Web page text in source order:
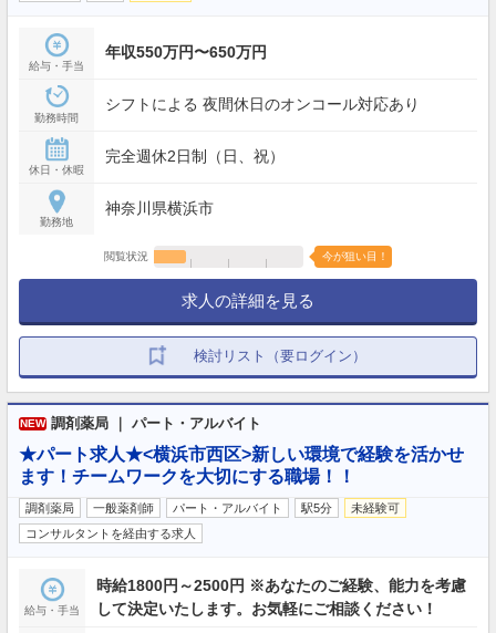
給与・手当
年収550万円〜650万円
勤務時間
シフトによる 夜間休日のオンコール対応あり
休日・休暇
完全週休2日制（日、祝）
勤務地
神奈川県横浜市
閲覧状況 今が狙い目！
求人の詳細を見る
検討リスト（要ログイン）
NEW 調剤薬局 ｜ パート・アルバイト
★パート求人★<横浜市西区>新しい環境で経験を活かせ
ます！チームワークを大切にする職場！！
調剤薬局 一般薬剤師 パート・アルバイト 駅5分
未経験可
コンサルタントを経由する求人
給与・手当
時給1800円～2500円 ※あなたのご経験、能力を考慮
して決定いたします。お気軽にご相談ください！